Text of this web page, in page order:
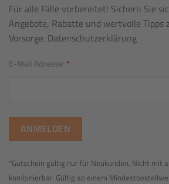
Für alle Fälle vorbereitet! Sichern Sie
Angebote, Rabatte und wertvolle Tipps
Vorsorge. Datenschutzerklärung
E-Mail Adresse: *
*Gutschein gültig nur für Neukunden. Nicht mit
kombinierbar. Gültig ab einem